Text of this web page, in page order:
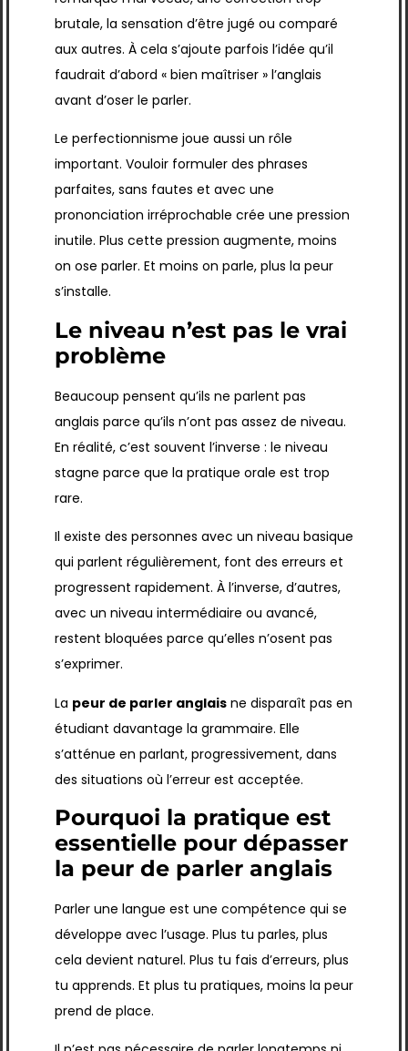
brutale, la sensation d’être jugé ou comparé
aux autres. À cela s’ajoute parfois l’idée qu’il
faudrait d’abord « bien maîtriser » l’anglais
avant d’oser le parler.
Le perfectionnisme joue aussi un rôle
important. Vouloir formuler des phrases
parfaites, sans fautes et avec une
prononciation irréprochable crée une pression
inutile. Plus cette pression augmente, moins
on ose parler. Et moins on parle, plus la peur
s’installe.
Le niveau n’est pas le vrai
problème
Beaucoup pensent qu’ils ne parlent pas
anglais parce qu’ils n’ont pas assez de niveau.
En réalité, c’est souvent l’inverse : le niveau
stagne parce que la pratique orale est trop
rare.
Il existe des personnes avec un niveau basique
qui parlent régulièrement, font des erreurs et
progressent rapidement. À l’inverse, d’autres,
avec un niveau intermédiaire ou avancé,
restent bloquées parce qu’elles n’osent pas
s’exprimer.
La peur de parler anglais ne disparaît pas en
étudiant davantage la grammaire. Elle
s’atténue en parlant, progressivement, dans
des situations où l’erreur est acceptée.
Pourquoi la pratique est
essentielle pour dépasser
la peur de parler anglais
Parler une langue est une compétence qui se
développe avec l’usage. Plus tu parles, plus
cela devient naturel. Plus tu fais d’erreurs, plus
tu apprends. Et plus tu pratiques, moins la peur
prend de place.